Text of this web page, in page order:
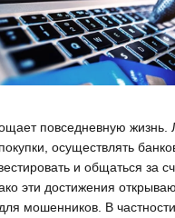
повседневную жизнь.
осуществлять
и общаться за
эти достижения
мошенников. В